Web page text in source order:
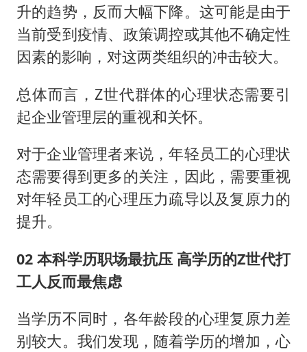
升的趋势，反而大幅下降。这可能是由于
当前受到疫情、政策调控或其他不确定性
因素的影响，对这两类组织的冲击较大。
总体而言，Z世代群体的心理状态需要引
起企业管理层的重视和关怀。
对于企业管理者来说，年轻员工的心理状
态需要得到更多的关注，因此，需要重视
对年轻员工的心理压力疏导以及复原力的
提升。
02 本科学历职场最抗压 高学历的Z世代打
工人反而最焦虑
当学历不同时，各年龄段的心理复原力差
别较大。我们发现，随着学历的增加，心